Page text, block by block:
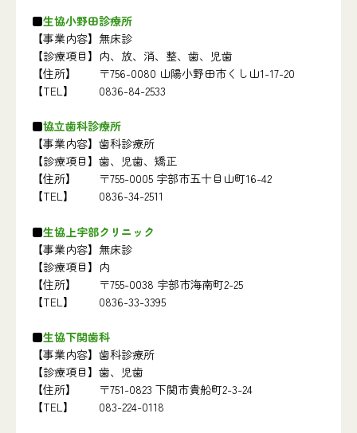
生協小野田診療所
【事業内容】 無床診
【診療項目】 内、放、消、整、歯、児歯
【住所】
〒756-0080 山陽小野田市くし山1-17-20
【TEL】
0836-84-2533
協立歯科診療所
【事業内容】 歯科診療所
【診療項目】 歯、児歯、矯正
【住所】
〒755-0005 宇部市五十目山町16-42
【TEL】
0836-34-2511
生協上宇部クリニック
【事業内容】 無床診
【診療項目】 内
【住所】
〒755-0038 宇部市海南町2-25
【TEL】
0836-33-3395
生協下関歯科
【事業内容】 歯科診療所
【診療項目】 歯、児歯
【住所】
〒751-0823 下関市貴船町2-3-24
【TEL】
083-224-0118